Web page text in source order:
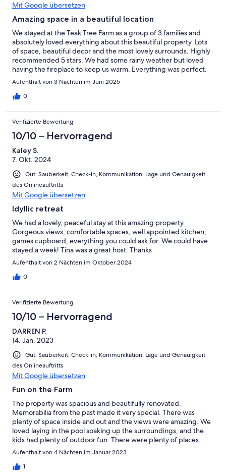
Mit Google übersetzen
Amazing space in a beautiful location
We stayed at the Teak Tree Farm as a group of 3 families and
absolutely loved everything about this beautiful property. Lots
of space, beautiful decor and the most lovely surrounds. Highly
recommended 5 stars. We had some rainy weather but loved
having the fireplace to keep us warm. Everything was perfect.
Aufenthalt von 3 Nächten im Juni 2025
0
Verifizierte Bewertung
10/10 – Hervorragend
Kaley S.
7. Okt. 2024
Gut: Sauberkeit, Check-in, Kommunikation, Lage und Genauigkeit
des Onlineauftritts
Mit Google übersetzen
Idyllic retreat
We had a lovely, peaceful stay at this amazing property.
Gorgeous views, comfortable spaces, well appointed kitchen,
games cupboard, everything you could ask for. We could have
stayed a week! Tina was a great host. Thanks
Aufenthalt von 2 Nächten im Oktober 2024
0
Verifizierte Bewertung
10/10 – Hervorragend
DARREN P.
14. Jan. 2023
Gut: Sauberkeit, Check-in, Kommunikation, Lage und Genauigkeit
des Onlineauftritts
Mit Google übersetzen
Fun on the Farm
The property was spacious and beautifully renovated.
Memorabilia from the past made it very special. There was
plenty of space inside and out and the views were amazing. We
loved laying in the pool soaking up the surroundings, and the
kids had plenty of outdoor fun. There were plenty of places
nearby to visit.
Aufenthalt von 4 Nächten im Januar 2023
1